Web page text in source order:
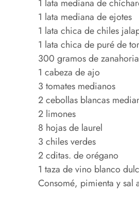
1 lata mediana de
1 lata mediana de ejotes
1 lata chica de chiles
1 lata chica de puré de
300 gramos de zanahoria
1 cabeza de ajo
3 tomates medianos
2 cebollas blancas
2 limones
8 hojas de laurel
3 chiles verdes
2 cditas. de orégano
1 taza de vino blanco
Consomé, pimienta y sal